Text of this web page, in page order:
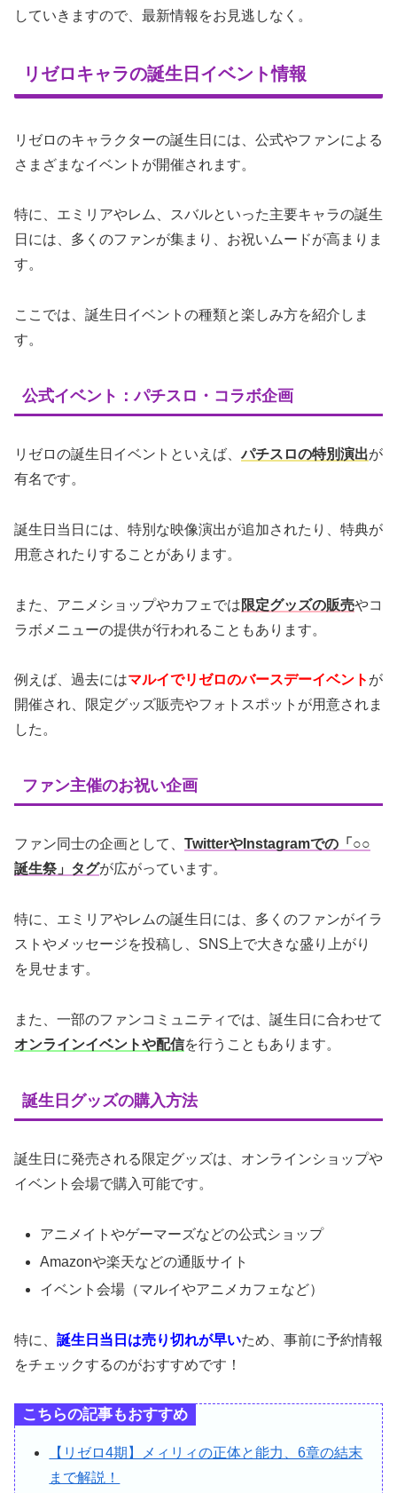
していきますので、最新情報をお見逃しなく。
リゼロキャラの誕生日イベント情報
リゼロのキャラクターの誕生日には、公式やファンによる
さまざまなイベントが開催されます。
特に、エミリアやレム、スバルといった主要キャラの誕生
日には、多くのファンが集まり、お祝いムードが高まりま
す。
ここでは、誕生日イベントの種類と楽しみ方を紹介しま
す。
公式イベント：パチスロ・コラボ企画
リゼロの誕生日イベントといえば、パチスロの特別演出が
有名です。
誕生日当日には、特別な映像演出が追加されたり、特典が
用意されたりすることがあります。
また、アニメショップやカフェでは限定グッズの販売やコ
ラボメニューの提供が行われることもあります。
例えば、過去にはマルイでリゼロのバースデーイベント が
開催され、限定グッズ販売やフォトスポットが用意されま
した。
ファン主催のお祝い企画
ファン同士の企画として、 TwitterやInstagramでの「○○
誕生祭」タグが広がっています。
特に、エミリアやレムの誕生日には、多くのファンがイラ
ストやメッセージを投稿し、SNS上で大きな盛り上がり
を見せます。
また、一部のファンコミュニティでは、誕生日に合わせて
オンラインイベントや配信を行うこともあります。
誕生日グッズの購入方法
誕生日に発売される限定グッズは、オンラインショップや
イベント会場で購入可能です。
アニメイトやゲーマーズなどの公式ショップ
Amazonや楽天などの通販サイト
イベント会場（マルイやアニメカフェなど）
特に、 誕生日当日は売り切れが早いため、事前に予約情報
をチェックするのがおすすめです！
こちらの記事もおすすめ
【リゼロ4期】メィリィの正体と能力、6章の結末
まで解説！